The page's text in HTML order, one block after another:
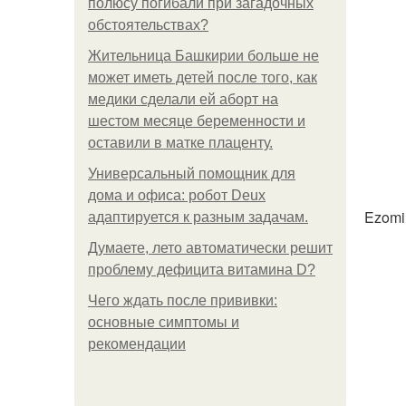
полюсу погибали при загадочных
обстоятельствах?
Жительница Башкирии больше не
может иметь детей после того, как
медики сделали ей аборт на
шестом месяце беременности и
оставили в матке плаценту.
Универсальный помощник для
дома и офиса: робот Deux
адаптируется к разным задачам.
Думаете, лето автоматически решит
проблему дефицита витамина D?
Чего ждать после прививки:
основные симптомы и
рекомендации